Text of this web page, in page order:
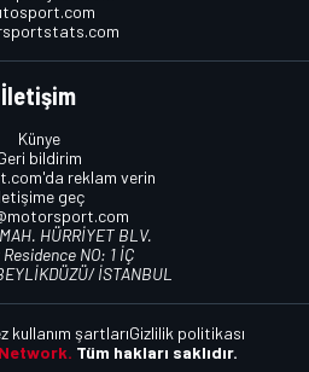
İletişim
Künye
bildirim
reklam verin
geç
HÜRRİYET BLV.
NO: 1 İÇ
İSTANBUL
Tüm hakları saklıdır.
kullanım şartlarıGizlilik politikası